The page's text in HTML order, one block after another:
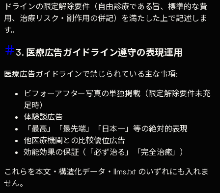
ドラインの限定解除要件（自由診療である旨、標準的な費
用、治療リスク・副作用の併記）を満たした上で記述しま
す。
3. 医療広告ガイドライン遵守の表現運用
医療広告ガイドラインで禁じられている主な事項:
ビフォーアフター写真の単独掲載（限定解除要件未充
足時）
体験談広告
「最高」「最先端」「日本一」等の絶対的表現
他医療機関との比較優位広告
効能効果の保証（「必ず治る」「完全治癒」）
これらを本文・構造化データ・llms.txt のいずれにも入れま
せん。